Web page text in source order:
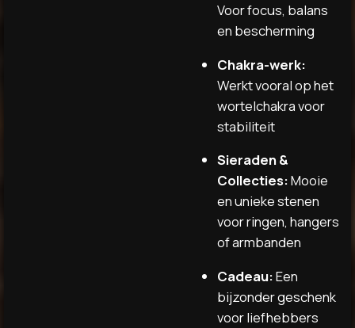
Voor focus, balans
en bescherming
Chakra-werk:
Werkt vooral op het
wortelchakra voor
stabiliteit
Sieraden &
Collecties:Mooie
en unieke stenen
voor ringen, hangers
of armbanden
Cadeau:Een
bijzonder geschenk
voor liefhebbers